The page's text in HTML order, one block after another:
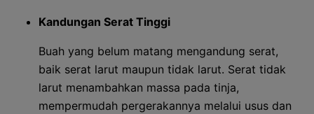
Kandungan Serat Tinggi
Buah yang belum matang mengandung serat,
baik serat larut maupun tidak larut. Serat tidak
larut menambahkan massa pada tinja,
mempermudah pergerakannya melalui usus dan